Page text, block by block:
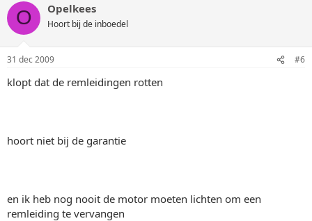
O Opelkees
Hoort bij de inboedel
31 dec 2009 #6
klopt dat de remleidingen rotten
hoort niet bij de garantie
en ik heb nog nooit de motor moeten lichten om een
remleiding te vervangen